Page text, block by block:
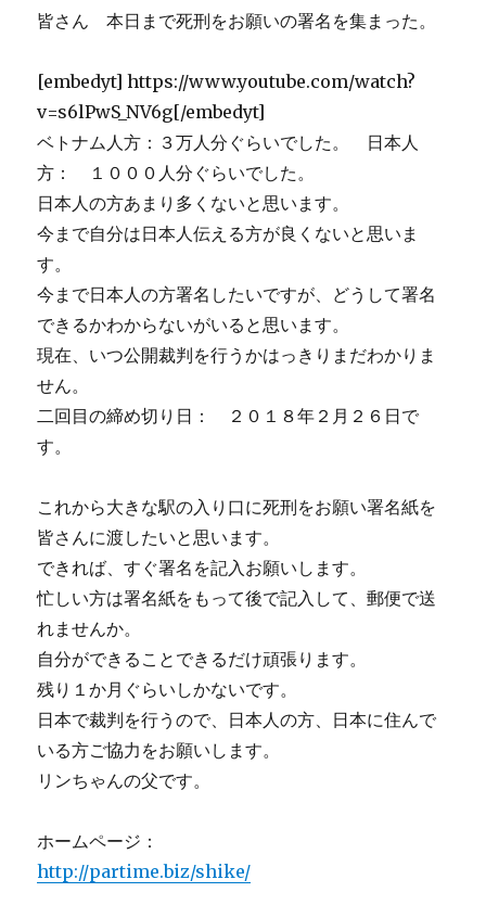
名
い
ま
す。
年
1
月
日
か
ら
年
1
月
日
で）
皆さん 本日まで死刑をお願いの署名を集まった。
[embedyt] https://www.youtube.com/watch?
v=s6lPwS_NV6g[/embedyt]
ベトナム人方：３万人分ぐらいでした。 日本人
方： １０００人分ぐらいでした。
日本人の方あまり多くないと思います。
今まで自分は日本人伝える方が良くないと思いま
す。
今まで日本人の方署名したいですが、どうして署名
できるかわからないがいると思います。
現在、いつ公開裁判を行うかはっきりまだわかりま
せん。
二回目の締め切り日： ２０１８年２月２６日で
す。
これから大きな駅の入り口に死刑をお願い署名紙を
皆さんに渡したいと思います。
できれば、すぐ署名を記入お願いします。
忙しい方は署名紙をもって後で記入して、郵便で送
れませんか。
自分ができることできるだけ頑張ります。
残り１か月ぐらいしかないです。
日本で裁判を行うので、日本人の方、日本に住んで
いる方ご協力をお願いします。
リンちゃんの父です。
ホームページ：
http://partime.biz/shike/